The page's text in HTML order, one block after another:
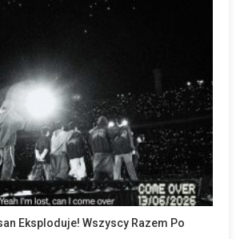
Eksploduje! Wszyscy Razem Po